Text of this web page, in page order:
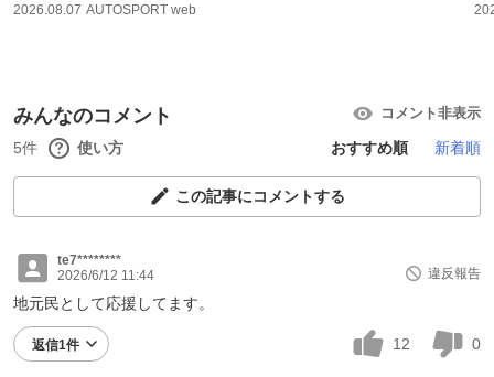
2026.08.07 AUTOSPORT web
みんなのコメント コメント非表示
5件 使い方 おすすめ順 新着順
この記事にコメントする
te7********
2026/6/12 11:44
違反報告
地元民として応援してます。
返信1件 12 0